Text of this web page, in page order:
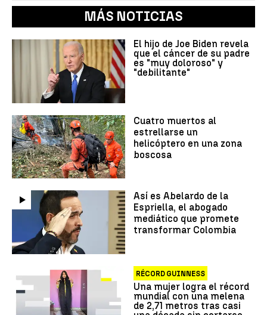
MÁS NOTICIAS
El hijo de Joe Biden revela
que el cáncer de su padre
es "muy doloroso" y
"debilitante"
Cuatro muertos al
estrellarse un
helicóptero en una zona
boscosa
Así es Abelardo de la
Espriella, el abogado
mediático que promete
transformar Colombia
RÉCORD GUINNESS
Una mujer logra el récord
mundial con una melena
de 2,71 metros tras casi